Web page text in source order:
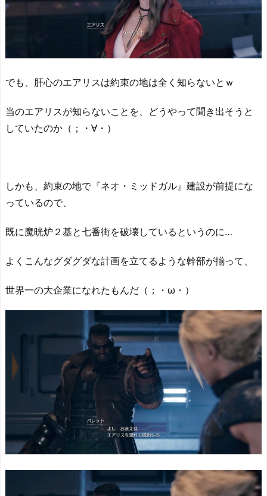
でも、肝心のエアリスは約束の地は全く知らないとｗ
当のエアリスが知らないことを、どうやって聞き出そうと
していたのか（；・∀・）
しかも、約束の地で『ネオ・ミッドガル』建設が前提にな
っているので、
既に魔晄炉２基と七番街を破壊しているというのに…
よくこんなグダグダな計画を立てるような幹部が揃って、
世界一の大企業になれたもんだ（；・ω・）